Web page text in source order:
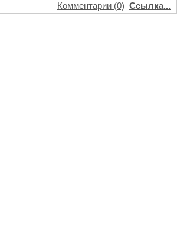
Комментарии (0) Ссылка...